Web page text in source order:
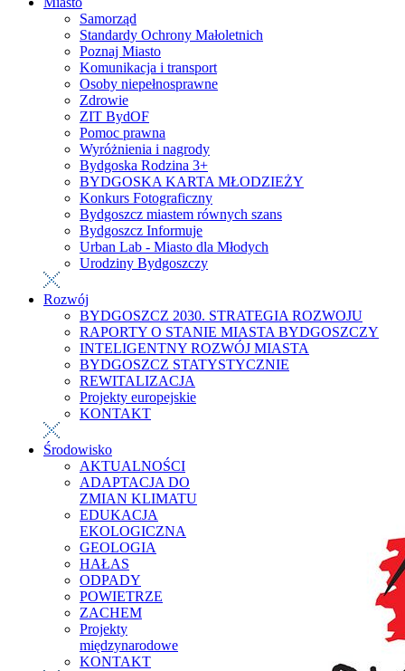
Samorząd
Standardy Ochrony Małoletnich
Poznaj Miasto
Komunikacja i transport
Osoby niepełnosprawne
Zdrowie
ZIT BydOF
Pomoc prawna
Wyróżnienia i nagrody
Bydgoska Rodzina 3+
BYDGOSKA KARTA MŁODZIEŻY
Konkurs Fotograficzny
Bydgoszcz miastem równych szans
Bydgoszcz Informuje
Urban Lab - Miasto dla Młodych
Urodziny Bydgoszczy
Rozwój
BYDGOSZCZ 2030. STRATEGIA ROZWOJU
RAPORTY O STANIE MIASTA BYDGOSZCZY
INTELIGENTNY ROZWÓJ MIASTA
BYDGOSZCZ STATYSTYCZNIE
REWITALIZACJA
Projekty europejskie
KONTAKT
Środowisko
AKTUALNOŚCI
ADAPTACJA DO
ZMIAN KLIMATU
EDUKACJA
EKOLOGICZNA
GEOLOGIA
HAŁAS
ODPADY
POWIETRZE
ZACHEM
Projekty
międzynarodowe
KONTAKT